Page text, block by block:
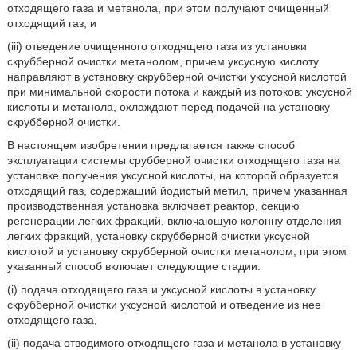
отходящего газа и метанола, при этом получают очищенный
отходящий газ, и
(iii) отведение очищенного отходящего газа из установки
скрубберной очистки метанолом, причем уксусную кислоту
направляют в установку скрубберной очистки уксусной кислотой
при минимальной скорости потока и каждый из потоков: уксусной
кислоты и метанола, охлаждают перед подачей на установку
скрубберной очистки.
В настоящем изобретении предлагается также способ
эксплуатации системы срубберной очистки отходящего газа на
установке получения уксусной кислоты, на которой образуется
отходящий газ, содержащий йодистый метил, причем указанная
производственная установка включает реактор, секцию
регенерации легких фракций, включающую колонну отделения
легких фракций, установку скрубберной очистки уксусной
кислотой и установку скрубберной очистки метанолом, при этом
указанный способ включает следующие стадии:
(i) подача отходящего газа и уксусной кислоты в установку
скрубберной очистки уксусной кислотой и отведение из нее
отходящего газа,
(ii) подача отводимого отходящего газа и метанола в установку